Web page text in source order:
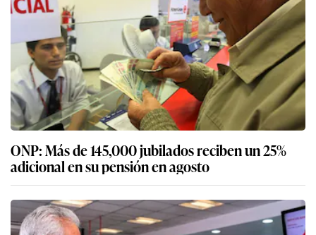
ONP: Más de 145,000 jubilados reciben un 25%
adicional en su pensión en agosto